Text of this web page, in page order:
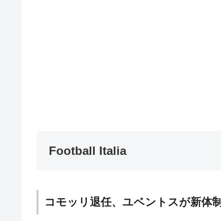
Football Italia
コモッリ退任、ユベントスが新体